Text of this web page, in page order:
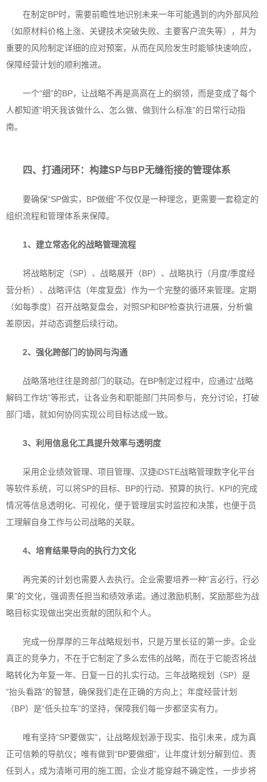
在制定BP时，需要前瞻性地识别未来一年可能遇到的内外部风险
（如原材料价格上涨、关键技术突破失败、主要客户流失等），并为
重要的风险制定详细的应对预案，从而在风险发生时能够快速响应，
保障经营计划的顺利推进。
一个“细”的BP，让战略不再是高高在上的纲领，而是变成了每个
人都知道“明天我该做什么、怎么做、做到什么标准”的日常行动指
南。
四、打通闭环： 构建SP与BP无缝衔接的管理体系
要确保“SP做实，BP做细”不仅仅是一种理念，更需要一套稳定的
组织流程和管理体系来保障。
1、 建立常态化的战略管理流程
将战略制定（SP）、战略展开（BP）、战略执行（月度/季度经
营分析）、战略评估（年度复盘）作为一个完整的循环来管理。定期
（如每季度）召开战略复盘会，对照SP和BP检查执行进展，分析偏
差原因，并动态调整后续行动。
2、 强化跨部门的协同与沟通
战略落地往往是跨部门的联动。在BP制定过程中，应通过“战略
解码工作坊”等形式，让各业务和职能部门共同参与，充分讨论，打破
部门墙，就如何协同实现公司目标达成一致。
3、 利用信息化工具提升效率与透明度
采用企业绩效管理、项目管理、汉捷iDSTE战略管理数字化平台
等软件系统，可以将SP的目标、BP的行动、预算的执行、KPI的完成
情况等信息透明化、可视化，便于管理层实时监控和决策，也便于员
工理解自身工作与公司战略的关联。
4、 培育结果导向的执行力文化
再完美的计划也需要人去执行。企业需要培养一种“言必行，行必
果”的文化，强调责任担当和绩效承诺。通过激励机制，奖励那些为战
略目标实现做出突出贡献的团队和个人。
完成一份厚厚的三年战略规划书，只是万里长征的第一步。企业
真正的竞争力，不在于它制定了多么宏伟的战略，而在于它能否将战
略转化为年复一年、日复一日的扎实行动。三年战略规划（SP）是
“抬头看路”的智慧，确保我们走在正确的方向上；年度经营计划
（BP）是“低头拉车”的坚持，保障我们每一步都坚实有力。
唯有坚持“SP要做实”，让战略规划源于现实、指引未来，成为真
正可信赖的导航仪；唯有做到“BP要做细”，让年度计划分解到位、责
任到人，成为清晰可用的施工图，企业才能穿越不确定性，一步步将